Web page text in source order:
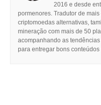
2016 e desde
pormenores. Tradutor de
criptomoedas alternativas,
mineração com mais de 50
acompanhando as
para entregar bons